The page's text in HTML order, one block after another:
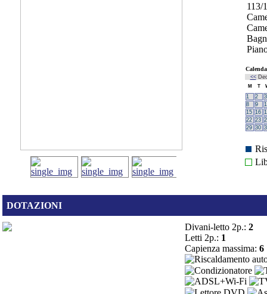
113/
<<
M T
1 2
3
8
9
15 16
22 23
29 30
DOTAZIONI
Divani-letto 2p.: 2
Letti 2p.: 1
Capienza massima: 6